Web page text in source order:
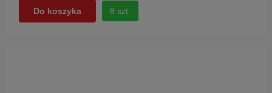
Do koszyka 8 szt.